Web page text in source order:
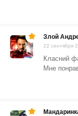
Злой
22 сентября
Класний
Мне